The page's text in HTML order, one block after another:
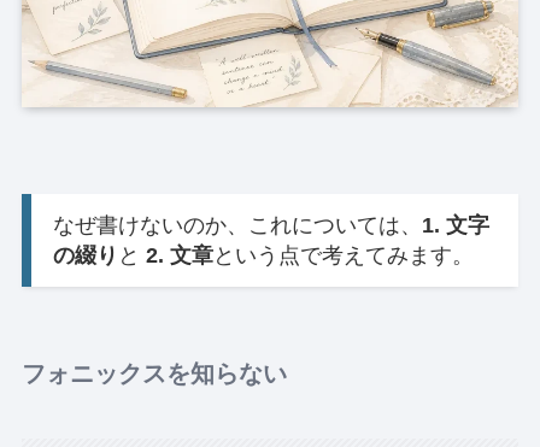
なぜ書けないのか、これについては、 1. 文字
の綴り と 2. 文章という点で考えてみます。
フォニックスを知らない